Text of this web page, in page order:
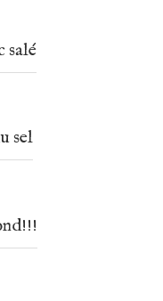
salé
sel